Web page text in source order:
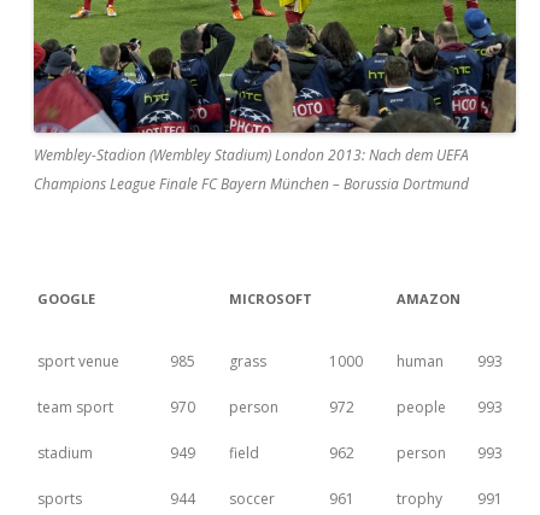
Wembley-Stadion (Wembley Stadium) London 2013: Nach dem UEFA
Champions League Finale FC Bayern München – Borussia Dortmund
GOOGLE MICROSOFT AMAZON
sport venue 985 grass 1000 human 993
team sport 970 person 972 people 993
stadium 949 field 962 person 993
sports 944 soccer 961 trophy 991